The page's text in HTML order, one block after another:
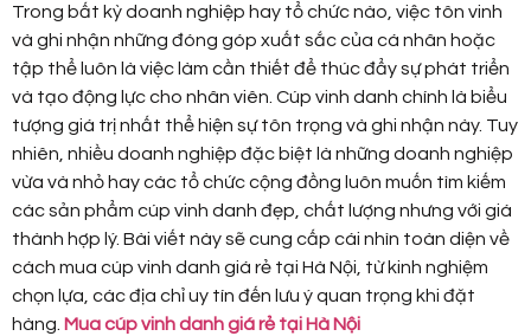
Trong bất kỳ doanh nghiệp hay tổ chức nào, việc tôn vinh
và ghi nhận những đóng góp xuất sắc của cá nhân hoặc
tập thể luôn là việc làm cần thiết để thúc đẩy sự phát triển
và tạo động lực cho nhân viên. Cúp vinh danh chính là biểu
tượng giá trị nhất thể hiện sự tôn trọng và ghi nhận này. Tuy
nhiên, nhiều doanh nghiệp đặc biệt là những doanh nghiệp
vừa và nhỏ hay các tổ chức cộng đồng luôn muốn tìm kiếm
các sản phẩm cúp vinh danh đẹp, chất lượng nhưng với giá
thành hợp lý. Bài viết này sẽ cung cấp cái nhìn toàn diện về
cách mua cúp vinh danh giá rẻ tại Hà Nội, từ kinh nghiệm
chọn lựa, các địa chỉ uy tín đến lưu ý quan trọng khi đặt
hàng. Mua cúp vinh danh giá rẻ tại Hà Nội